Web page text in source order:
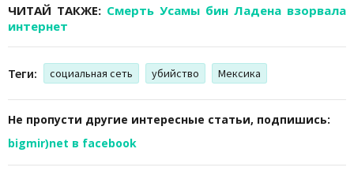
ЧИТАЙ ТАКЖЕ: Смерть Усамы бин Ладена взорвала
интернет
Теги: социальная сеть убийство Мексика
Не пропусти другие интересные статьи, подпишись:
bigmir)net в facebook